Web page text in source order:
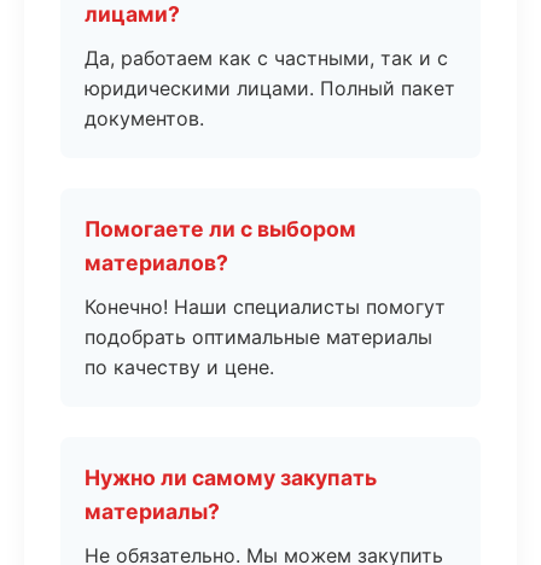
лицами?
Да, работаем как с частными, так и с
юридическими лицами. Полный пакет
документов.
Помогаете ли с выбором
материалов?
Конечно! Наши специалисты помогут
подобрать оптимальные материалы
по качеству и цене.
Нужно ли самому закупать
материалы?
Не обязательно. Мы можем закупить